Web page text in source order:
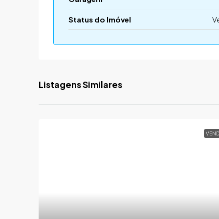
Status do Imóvel
Listagens Similares